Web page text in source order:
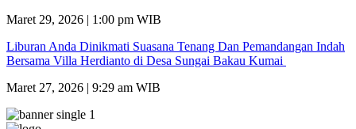
Maret 29, 2026 | 1:00 pm WIB
Liburan Anda Dinikmati Suasana Tenang Dan Pemandangan Indah
Bersama Villa Herdianto di Desa Sungai Bakau Kumai
Maret 27, 2026 | 9:29 am WIB